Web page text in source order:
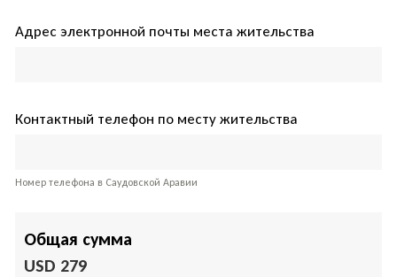
Адрес электронной почты места жительства
Контактный телефон по месту жительства
Номер телефона в Саудовской Аравии
Общая сумма
USD 279